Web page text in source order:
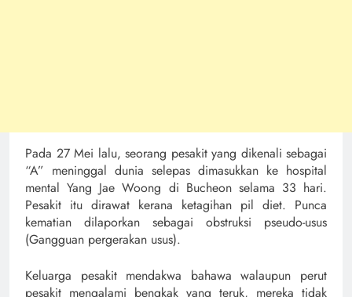
Pada 27 Mei lalu, seorang pesakit yang dikenali sebagai
“A” meninggal dunia selepas dimasukkan ke hospital
mental Yang Jae Woong di Bucheon selama 33 hari.
Pesakit itu dirawat kerana ketagihan pil diet. Punca
kematian dilaporkan sebagai obstruksi pseudo-usus
(Gangguan pergerakan usus).
Keluarga pesakit mendakwa bahawa walaupun perut
pesakit mengalami bengkak yang teruk, mereka tidak